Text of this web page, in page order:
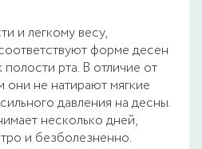
и легкому весу,
форме десен
рта. В отличие от
они не натирают мягкие
давления на десны.
несколько дней,
и безболезненно.